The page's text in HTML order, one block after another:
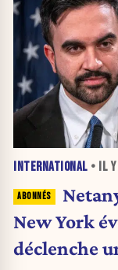
INTERNATIONAL • IL
New York
déclenche